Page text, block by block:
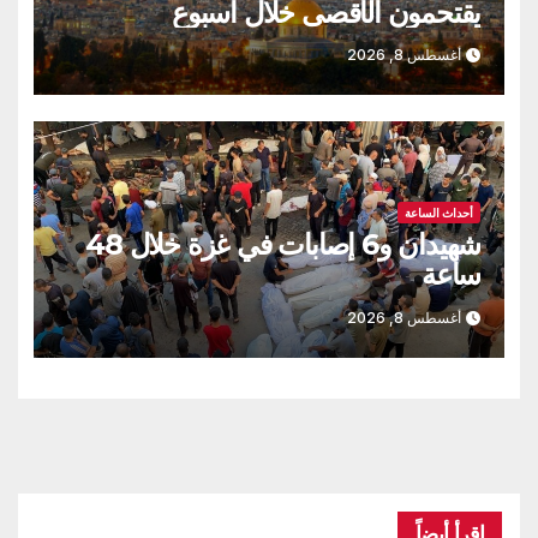
يقتحمون الأقصى خلال أسبوع
أغسطس 8, 2026
أحداث الساعة
شهيدان و6 إصابات في غزة خلال 48
ساعة
أغسطس 8, 2026